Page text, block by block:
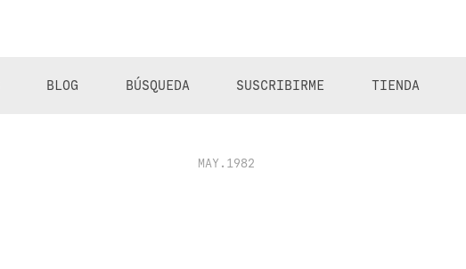
BLOG BÚSQUEDA SUSCRIBIRME TIENDA
MAY.1982